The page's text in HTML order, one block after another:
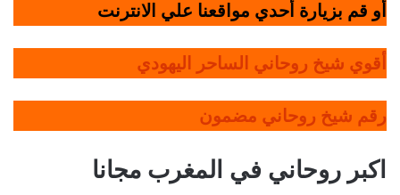
أو قم بزيارة أحدي مواقعنا علي الانترنت
أقوي شيخ روحاني الساحر اليهودي
رقم شيخ روحاني مضمون
اكبر روحاني في المغرب مجانا